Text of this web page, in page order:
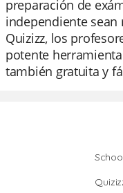
preparación de
independiente sean
Quizizz, los
potente
también gratuita y